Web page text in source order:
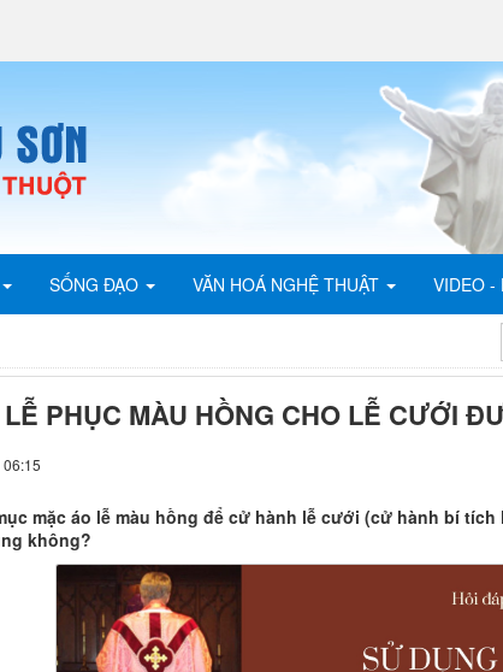
SỐNG ĐẠO VĂN HOÁ NGHỆ THUẬT VIDEO -
PHỤC MÀU HỒNG CHO LỄ CƯỚI
mặc áo lễ màu hồng để cử hành lễ cưới (cử hành bí
không?